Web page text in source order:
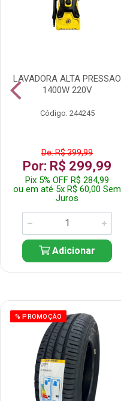
LAVADORA ALTA PRESSAO
1400W 220V
Código: 244245
De: R$ 399,99
Por: R$ 299,99
Pix 5% OFF R$ 284,99
ou em até 5x R$ 60,00 Sem
Juros
Adicionar
% PROMOÇÃO